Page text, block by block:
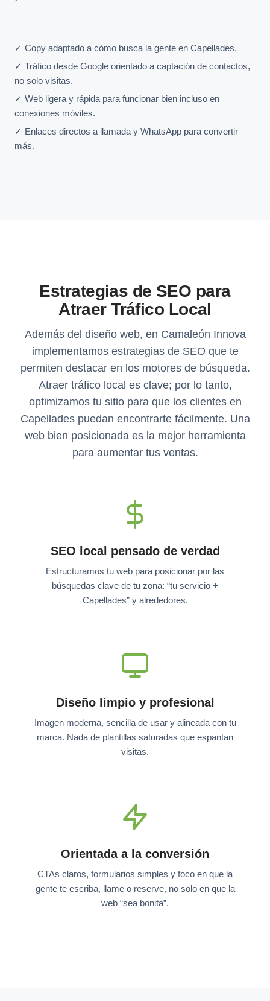
✓ Copy adaptado a cómo busca la gente en Capellades.
✓ Tráfico desde Google orientado a captación de contactos,
no solo visitas.
✓ Web ligera y rápida para funcionar bien incluso en
conexiones móviles.
✓ Enlaces directos a llamada y WhatsApp para convertir
más.
Estrategias de SEO para
Atraer Tráfico Local
Además del diseño web, en Camaleón Innova
implementamos estrategias de SEO que te
permiten destacar en los motores de búsqueda.
Atraer tráfico local es clave; por lo tanto,
optimizamos tu sitio para que los clientes en
Capellades puedan encontrarte fácilmente. Una
web bien posicionada es la mejor herramienta
para aumentar tus ventas.
SEO local pensado de verdad
Estructuramos tu web para posicionar por las
búsquedas clave de tu zona: “tu servicio +
Capellades” y alrededores.
Diseño limpio y profesional
Imagen moderna, sencilla de usar y alineada con tu
marca. Nada de plantillas saturadas que espantan
visitas.
Orientada a la conversión
CTAs claros, formularios simples y foco en que la
gente te escriba, llame o reserve, no solo en que la
web “sea bonita”.